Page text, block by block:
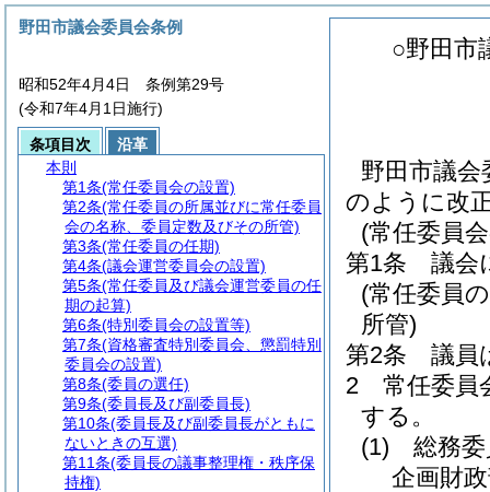
○野田市
野田市議会
のように改
(常任委員
第1条
議会
(常任委員
所管)
第2条
議員
2
常任委員
する。
(1)
総務
企画財
野田市議会委員会条例
昭和52年4月4日 条例第29号
(令和7年4月1日施行)
条項目次
沿革
本則
第1条(常任委員会の設置)
第2条(常任委員の所属並びに常任委員
会の名称、委員定数及びその所管)
第3条(常任委員の任期)
第4条(議会運営委員会の設置)
第5条(常任委員及び議会運営委員の任
期の起算)
第6条(特別委員会の設置等)
第7条(資格審査特別委員会、懲罰特別
委員会の設置)
第8条(委員の選任)
第9条(委員長及び副委員長)
第10条(委員長及び副委員長がともに
ないときの互選)
第11条(委員長の議事整理権・秩序保
持権)